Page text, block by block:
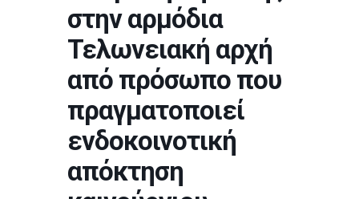
στην αρμόδια
Τελωνειακή αρχή
από πρόσωπο που
πραγματοποιεί
ενδοκοινοτική
απόκτηση